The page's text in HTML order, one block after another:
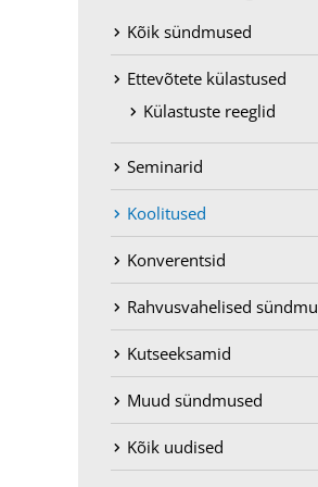
Kõik sündmused
Ettevõtete külastused
Külastuste reeglid
Seminarid
Koolitused
Konverentsid
Rahvusvahelised
Kutseeksamid
Muud sündmused
Kõik uudised